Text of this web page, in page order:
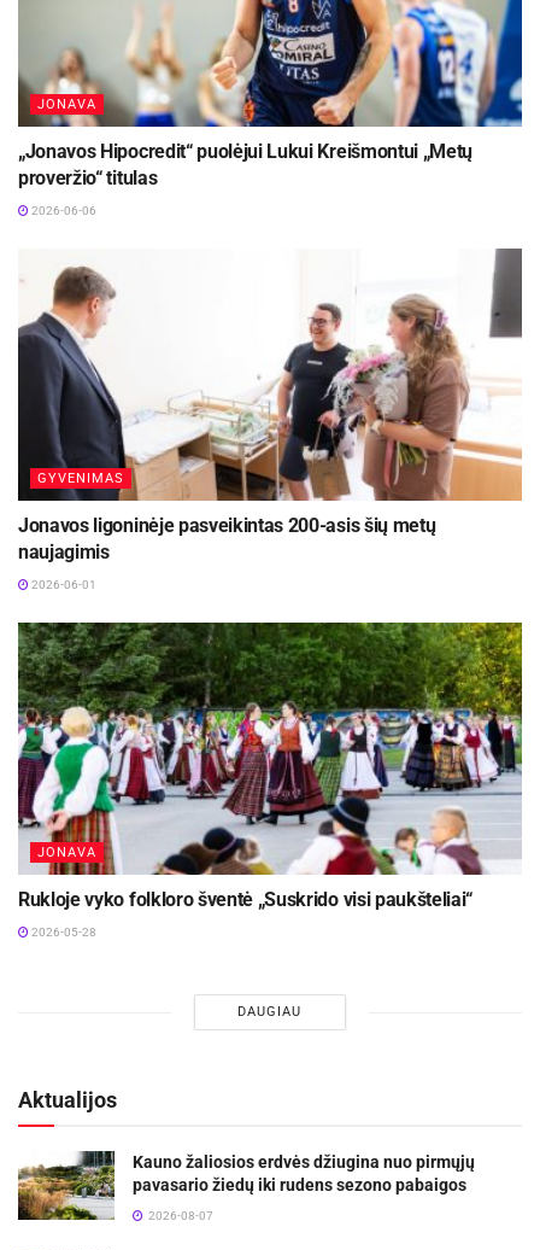
JONAVA
„Jonavos Hipocredit“ puolėjui Lukui Kreišmontui „Metų
proveržio“ titulas
2026-06-06
GYVENIMAS
Jonavos ligoninėje pasveikintas 200-asis šių metų
naujagimis
2026-06-01
JONAVA
Rukloje vyko folkloro šventė „Suskrido visi paukšteliai“
2026-05-28
DAUGIAU
Aktualijos
Kauno žaliosios erdvės džiugina nuo pirmųjų
pavasario žiedų iki rudens sezono pabaigos
2026-08-07